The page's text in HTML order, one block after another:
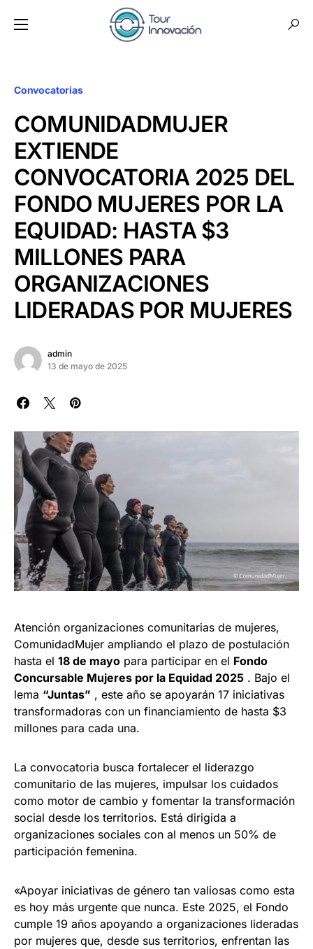
Convocatorias
COMUNIDADMUJER
EXTIENDE
CONVOCATORIA 2025 DEL
FONDO MUJERES POR LA
EQUIDAD: HASTA $3
MILLONES PARA
ORGANIZACIONES
LIDERADAS POR MUJERES
admin
13 de mayo de 2025
Atención organizaciones comunitarias de mujeres,
ComunidadMujer ampliando el plazo de postulación
hasta el 18 de mayo para participar en el Fondo
Concursable Mujeres por la Equidad 2025 . Bajo el
lema “Juntas” , este año se apoyarán 17 iniciativas
transformadoras con un financiamiento de hasta $3
millones para cada una.
La convocatoria busca fortalecer el liderazgo
comunitario de las mujeres, impulsar los cuidados
como motor de cambio y fomentar la transformación
social desde los territorios. Está dirigida a
organizaciones sociales con al menos un 50% de
participación femenina.
«Apoyar iniciativas de género tan valiosas como esta
es hoy más urgente que nunca. Este 2025, el Fondo
cumple 19 años apoyando a organizaciones lideradas
por mujeres que, desde sus territorios, enfrentan las